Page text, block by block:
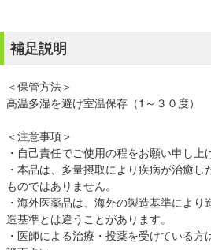
補足説明
＜保管方法＞
高温多湿を避け室温保存（1～３０度）
＜注意事項＞
・自己責任でご使用の程をお願い申し上
・本品は、多量摂取により疾病が治癒
ものではありません。
・海外医薬品は、海外の製造基準によ
造基準とは違うことがあります。
・医師による治療・投薬を受けている